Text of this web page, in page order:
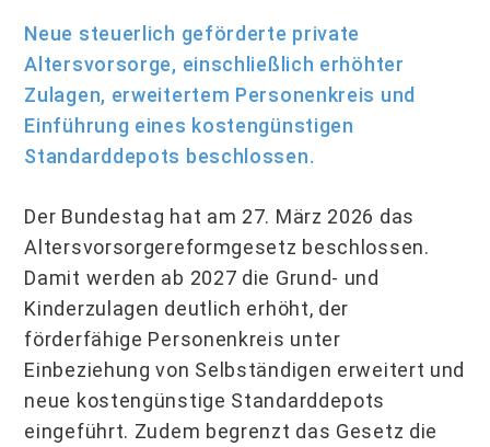
Neue steuerlich geförderte private
Altersvorsorge, einschließlich erhöhter
Zulagen, er­weitertem Personenkreis und
Einführung eines kostengünstigen
Standarddepots be­schlossen.
Der Bundestag hat am 27. März 2026 das
Altersvorsorgereformgesetz beschlossen.
Damit werden ab 2027 die Grund- und
Kinderzulagen deutlich erhöht, der
förderfähige Personenkreis unter
Einbeziehung von Selbständigen erweitert und
neue kostengüns­tige Standarddepots
eingeführt. Zudem begrenzt das Gesetz die